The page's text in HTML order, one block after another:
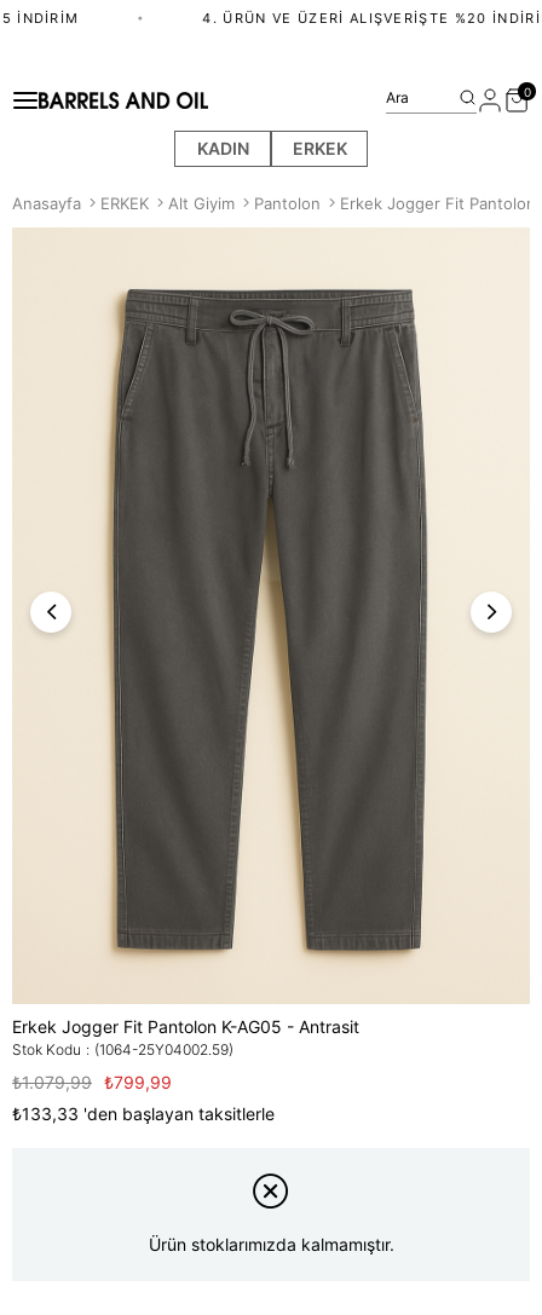
4. ÜRÜN VE ÜZERI ALIŞVERIŞTE %20 İNDIRIM
KADIN ERKEK
Ara 0
Anasayfa ERKEK Alt Giyim Pantolon Erkek Jogger Fit
Erkek Jogger Fit Pantolon K-AG05 - Antrasit
Stok Kodu (1064-25Y04002.59)
₺1.079,99 ₺799,99
₺133,33 'den başlayan taksitlerle
Ürün stoklarımızda kalmamıştır.